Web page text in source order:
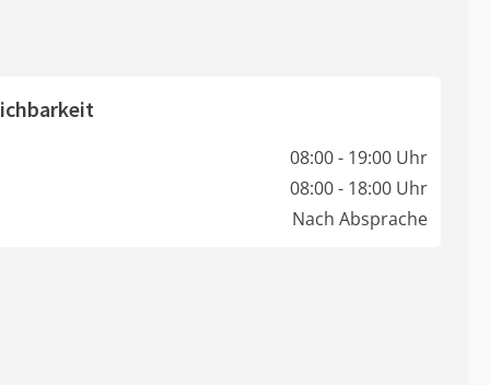
08:00 - 19:00 Uhr
08:00 - 18:00 Uhr
Nach Absprache